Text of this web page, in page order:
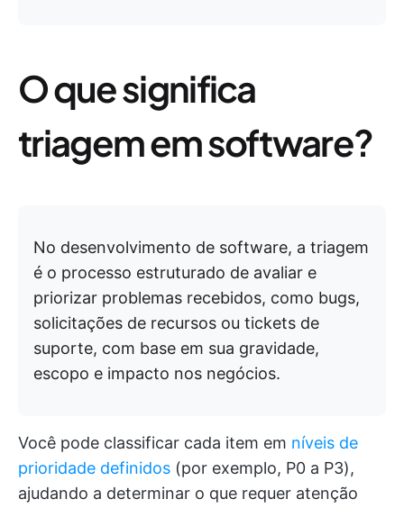
O que significa
triagem em software?
No desenvolvimento de software, a triagem
é o processo estruturado de avaliar e
priorizar problemas recebidos, como bugs,
solicitações de recursos ou tickets de
suporte, com base em sua gravidade,
escopo e impacto nos negócios.
Você pode classificar cada item em níveis de
prioridade definidos (por exemplo, P0 a P3),
ajudando a determinar o que requer atenção